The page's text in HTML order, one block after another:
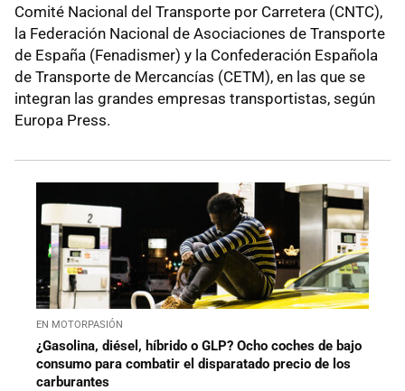
Comité Nacional del Transporte por Carretera (CNTC),
la Federación Nacional de Asociaciones de Transporte
de España (Fenadismer) y la Confederación Española
de Transporte de Mercancías (CETM), en las que se
integran las grandes empresas transportistas, según
Europa Press.
EN MOTORPASIÓN
¿Gasolina, diésel, híbrido o GLP? Ocho coches de bajo
consumo para combatir el disparatado precio de los
carburantes